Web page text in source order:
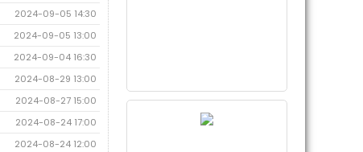
2024-09-05 14:30
2024-09-05 13:00
2024-09-04 16:30
2024-08-29 13:00
2024-08-27 15:00
2024-08-24 17:00
2024-08-24 12:00